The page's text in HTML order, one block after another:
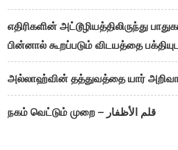
எதிரிகளின் அட்டூழியத்திலிருந்து
பின்னால் கூறப்படும் விடயத்தை
அல்லாஹ்வின் தத்துவத்தை யார்
நகம் வெட்டும் முறை – قلم الأظفار